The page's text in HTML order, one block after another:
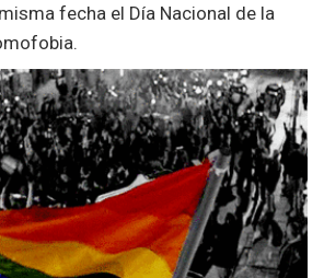
fecha el Día Nacional de la